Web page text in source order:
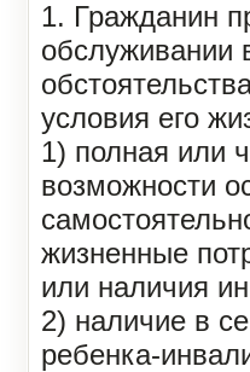
1. Гражданин
обслуживании
условия его
1) полная или
возможности
жизненные
или наличия
2) наличие в
ребенка-